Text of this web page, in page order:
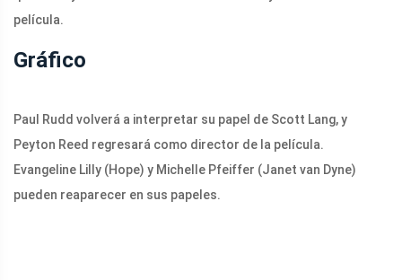
película.
Gráfico
Paul Rudd volverá a interpretar su papel de Scott Lang, y
Peyton Reed regresará como director de la película.
Evangeline Lilly (Hope) y Michelle Pfeiffer (Janet van Dyne)
pueden reaparecer en sus papeles.